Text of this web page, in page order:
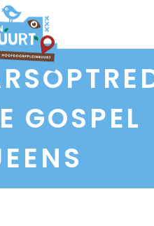
GOSPEL